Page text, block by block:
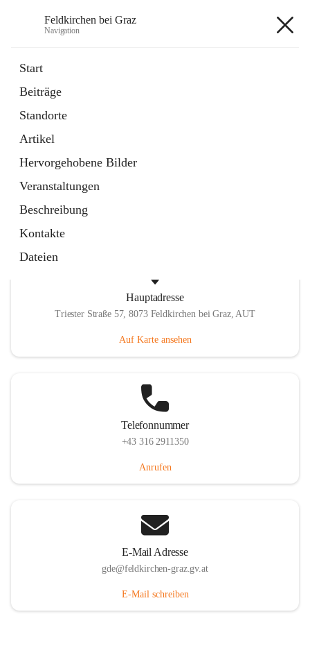
Feldkirchen bei Graz
Navigation
Start
Beiträge
Standorte
Artikel
Hervorgehobene Bilder
Veranstaltungen
Beschreibung
Kontakte
Dateien
Externe Webseite
in
Tab
Abfallwirtschaft
Externe Webseite
öffnet
in
neuem
Tab
Hauptadresse
Triester Straße 57, 8073 Feldkirchen bei Graz, AUT
Auf Karte ansehen
Telefonnummer
+43 316 2911350
Anrufen
E-Mail Adresse
gde@feldkirchen-graz.gv.at
E-Mail schreiben